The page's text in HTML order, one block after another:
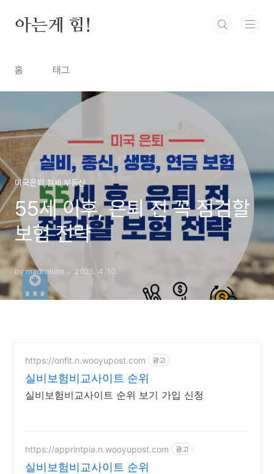
아는게 힘!
홈 태그
미국은퇴,절세,부동산
55세 이후, 은퇴 전 꼭 점검할
보험 전략
by madrelumi 2025. 4. 10.
https://onfit.n.wooyupost.com 광고
실비보험비교사이트 순위
실비보험비교사이트 순위 보기 가입 신청
https://apprintpia.n.wooyupost.com 광고
실비보험비교사이트 순위